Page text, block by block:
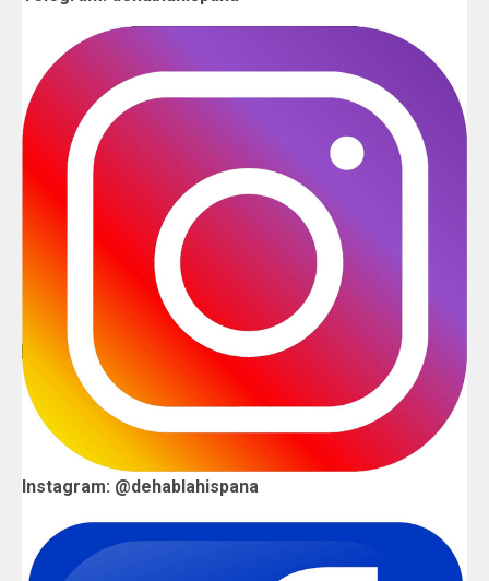
Instagram: @dehablahispana